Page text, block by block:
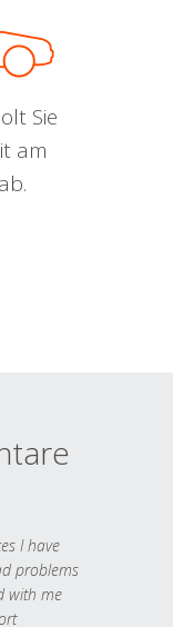
Sie
am
I have
problems
with me